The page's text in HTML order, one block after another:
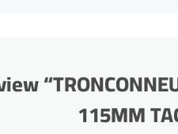
115MM